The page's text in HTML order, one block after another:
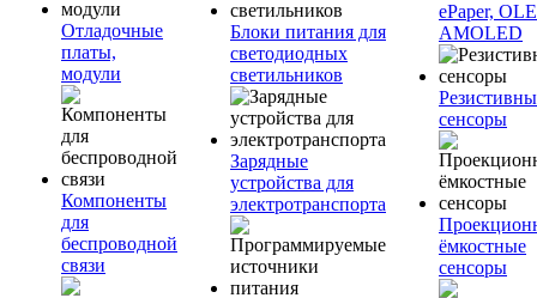
Отладочные
платы,
модули
Компоненты
для
беспроводной
связи
Блоки питания для
светодиодных
светильников
Зарядные
устройства для
электротранспорта
ePaper,
AMOLED
сенсоры
ёмкостные
сенсоры